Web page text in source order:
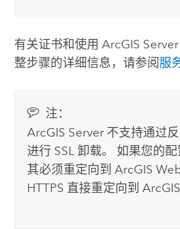
有关证书和使用 ArcGIS Server
整步骤的详细信息，请参阅 服
注：
ArcGIS Server 不支持通过
进行 SSL 卸载。 如果您的
其必须重定向到ArcGIS
HTTPS 直接重定向到